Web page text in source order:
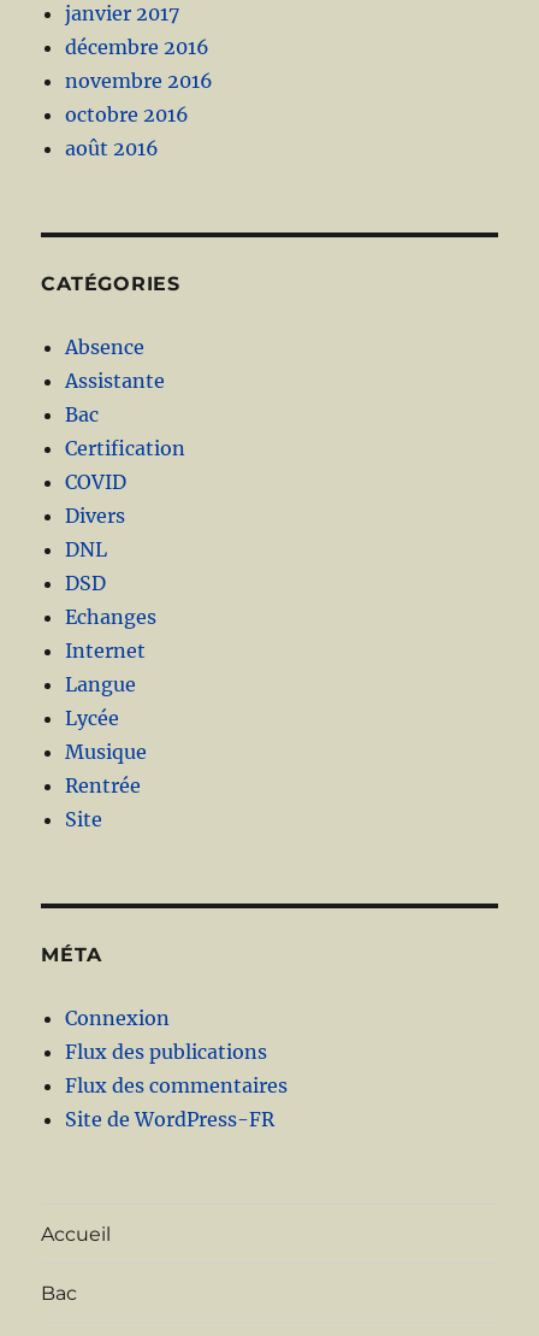
janvier 2017
décembre 2016
novembre 2016
octobre 2016
août 2016
CATÉGORIES
Absence
Assistante
Bac
Certification
COVID
Divers
DNL
DSD
Echanges
Internet
Langue
Lycée
Musique
Rentrée
Site
MÉTA
Connexion
Flux des publications
Flux des commentaires
Site de WordPress-FR
Accueil
Bac